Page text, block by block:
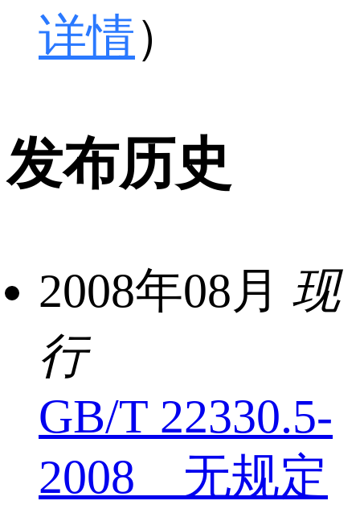
详情）
发布历史
2008年08月 现
行
GB/T 22330.5-
2008 无规定